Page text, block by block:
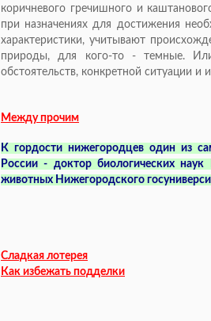
коричневого гречишного и
при назначениях для достижения
характеристики, учитывают
природы, для кого-то - темные.
обстоятельств, конкретной ситуации и
Между прочим
К гордости нижегородцев один из
России - доктор биологических
животных Нижегородского
Сладкая лотерея
Как избежать подделки